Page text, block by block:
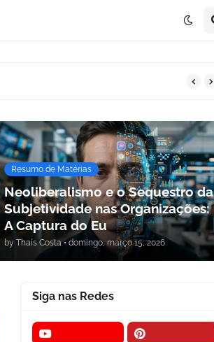
Resumo de Matérias
Neoliberalismo e o Sequestro da
Subjetividade nas Organizações:
A Captura do Eu
by Thaís Costa • domingo, março 15, 2026
Siga nas Redes